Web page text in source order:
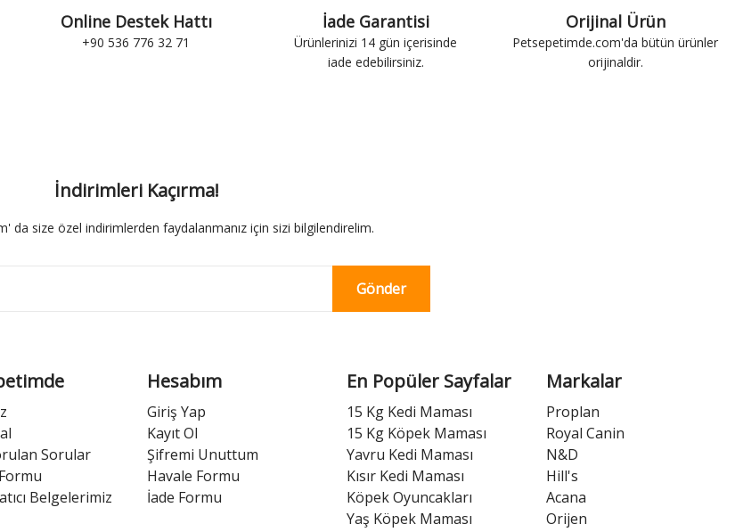
Online Destek Hattı
+90 536 776 32 71
İade Garantisi
Ürünlerinizi 14 gün içerisinde
iade edebilirsiniz.
Orijinal Ürün
Petsepetimde.com'da bütün ürünler
orijinaldir.
İndirimleri Kaçırma!
da size özel indirimlerden faydalanmanız için sizi bilgilendirelim.
Gönder
Sorular
Belgelerimiz
Hesabım
Giriş Yap
Kayıt Ol
Şifremi Unuttum
Havale Formu
İade Formu
En Popüler Sayfalar
15 Kg Kedi Maması
15 Kg Köpek Maması
Yavru Kedi Maması
Kısır Kedi Maması
Köpek Oyuncakları
Yaş Köpek Maması
Markalar
Proplan
Royal Canin
N&D
Hill's
Acana
Orijen